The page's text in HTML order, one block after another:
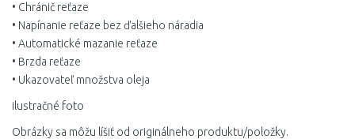
• Chránič reťaze
• Napínanie reťaze bez ďalšieho náradia
• Automatické mazanie reťaze
• Brzda reťaze
• Ukazovateľ množstva oleja
ilustračné foto
Obrázky sa môžu líšiť od originálneho produktu/položky.